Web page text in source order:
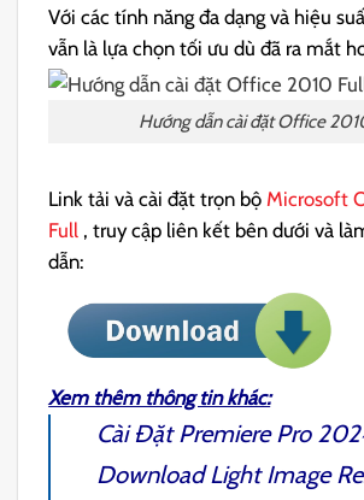
Với các tính năng đa dạng và hiệu
vẫn là lựa chọn tối ưu dù đã ra mắt
Hướng dẫn cài đặt Office
Link tải và cài đặt trọn bộMicrosoft
Full , truy cập liên kết bên dưới và
dẫn:
Xem thêm thông tin khác:
Cài ĐặtPremiere Pro
DownloadLight Image